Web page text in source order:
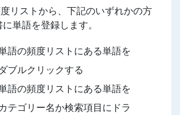
リストから、下記のいずれかの方
単語を登録します。
語の頻度リストにある単語を
ダブルクリックする
語の頻度リストにある単語を
カテゴリー名か検索項目にドラ